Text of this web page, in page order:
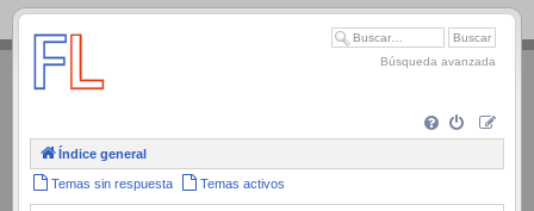
.
Búsqueda avanzada
Índice general
Temas sin respuesta Temas activos